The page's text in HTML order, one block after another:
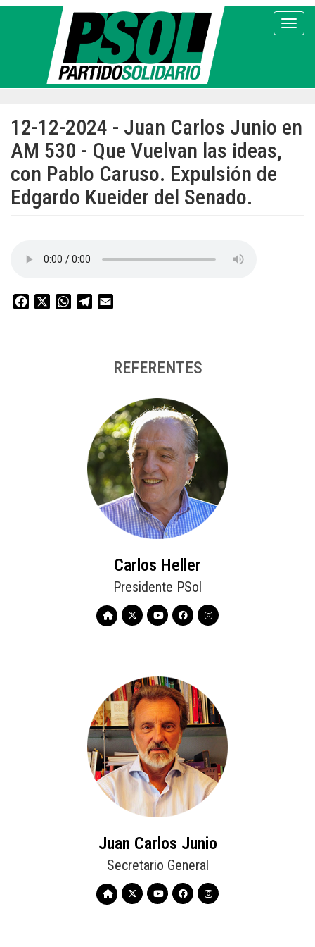
Pasar
12-12-2024 - Juan Carlos Junio en
AM 530 - Que Vuelvan las ideas,
con Pablo Caruso. Expulsión de
Edgardo Kueider del Senado.
Facebook WhatsAppTelegram
REFERENTES
Carlos Heller
Presidente PSol
Juan Carlos Junio
Secretario General